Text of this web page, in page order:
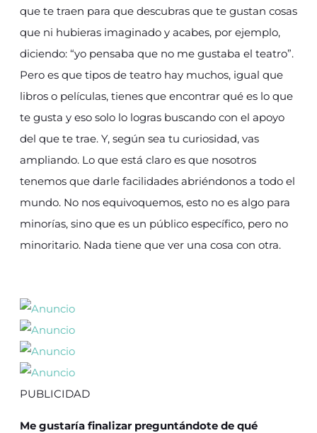
que te traen para que descubras que te gustan cosas
que ni hubieras imaginado y acabes, por ejemplo,
diciendo: “yo pensaba que no me gustaba el teatro”.
Pero es que tipos de teatro hay muchos, igual que
libros o películas, tienes que encontrar qué es lo que
te gusta y eso solo lo logras buscando con el apoyo
del que te trae. Y, según sea tu curiosidad, vas
ampliando. Lo que está claro es que nosotros
tenemos que darle facilidades abriéndonos a todo el
mundo. No nos equivoquemos, esto no es algo para
minorías, sino que es un público específico, pero no
minoritario. Nada tiene que ver una cosa con otra.
PUBLICIDAD
Me gustaría finalizar preguntándote de qué